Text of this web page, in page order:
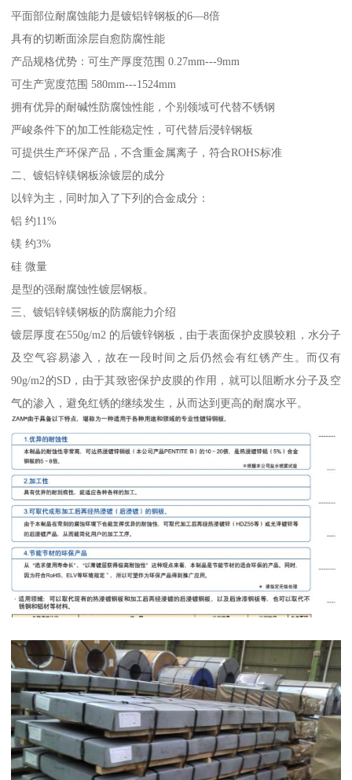
平面部位耐腐蚀能力是镀铝锌钢板的6—8倍
具有的切断面涂层自愈防腐性能
产品规格优势：可生产厚度范围 0.27mm---9mm
可生产宽度范围 580mm---1524mm
拥有优异的耐碱性防腐蚀性能，个别领域可代替不锈钢
严峻条件下的加工性能稳定性，可代替后浸锌钢板
可提供生产环保产品，不含重金属离子，符合ROHS标准
二、镀铝锌镁钢板涂镀层的成分
以锌为主，同时加入了下列的合金成分：
铝 约11%
镁 约3%
硅 微量
是型的强耐腐蚀性镀层钢板。
三、镀铝锌镁钢板的防腐能力介绍
镀层厚度在550g/m2 的后镀锌钢板，由于表面保护皮膜较粗，水分子
及空气容易渗入，故在一段时间之后仍然会有红锈产生。而仅有
90g/m2的SD，由于其致密保护皮膜的作用，就可以阻断水分子及空
气的渗入，避免红锈的继续发生，从而达到更高的耐腐水平。